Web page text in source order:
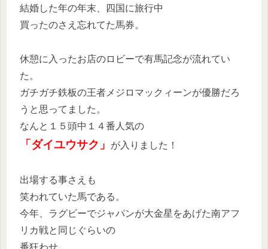
結婚した年の年末、四国に旅行中
買ったのさえ忘れてた馬券。
休憩に入ったお店のロビーで有馬記念が流れてい
た。
ガチガチ鉄板の王者メジロマックィーンが優勝だろ
うと思ってました。
なんと１５頭中１４番人気の
「ダイユウサク」 が入りました！
出場する事さえも
笑われていた馬である。
今年、ラグビーでジャパンが大金星をあげた南アフ
リカ戦と同じぐらいの
番狂わせ。